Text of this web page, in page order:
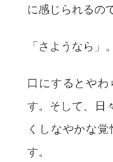
に感じられるの
「さようなら」。
口にするとやわ
す。そして、日
くしなやかな
す。